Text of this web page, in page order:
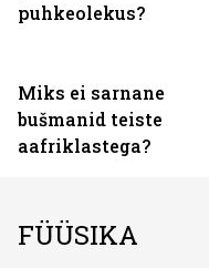
puhkeolekus?
Miks ei sarnane
bušmanid teiste
aafriklastega?
FÜÜSIKA